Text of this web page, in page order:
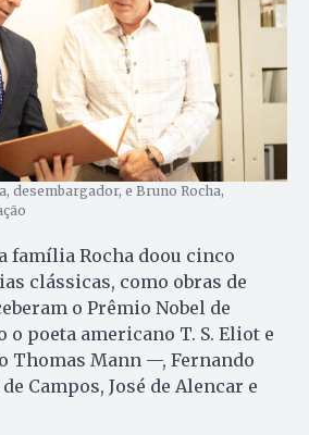
desembargador, e Bruno Rocha,
família Rocha doou cinco
clássicas, como obras de
o Prêmio Nobel de
poeta americano T. S. Eliot e
Thomas Mann —, Fernando
Campos, José de Alencar e